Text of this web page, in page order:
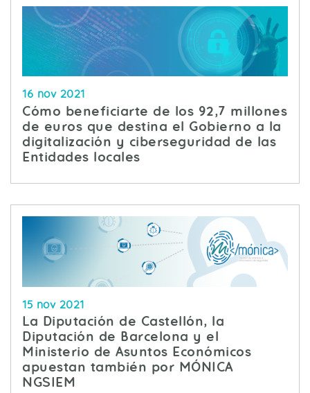
16 nov 2021
Cómo beneficiarte de los 92,7 millones
de euros que destina el Gobierno a la
digitalización y ciberseguridad de las
Entidades locales
15 nov 2021
La Diputación de Castellón, la
Diputación de Barcelona y el
Ministerio de Asuntos Económicos
apuestan también por MÓNICA
NGSIEM